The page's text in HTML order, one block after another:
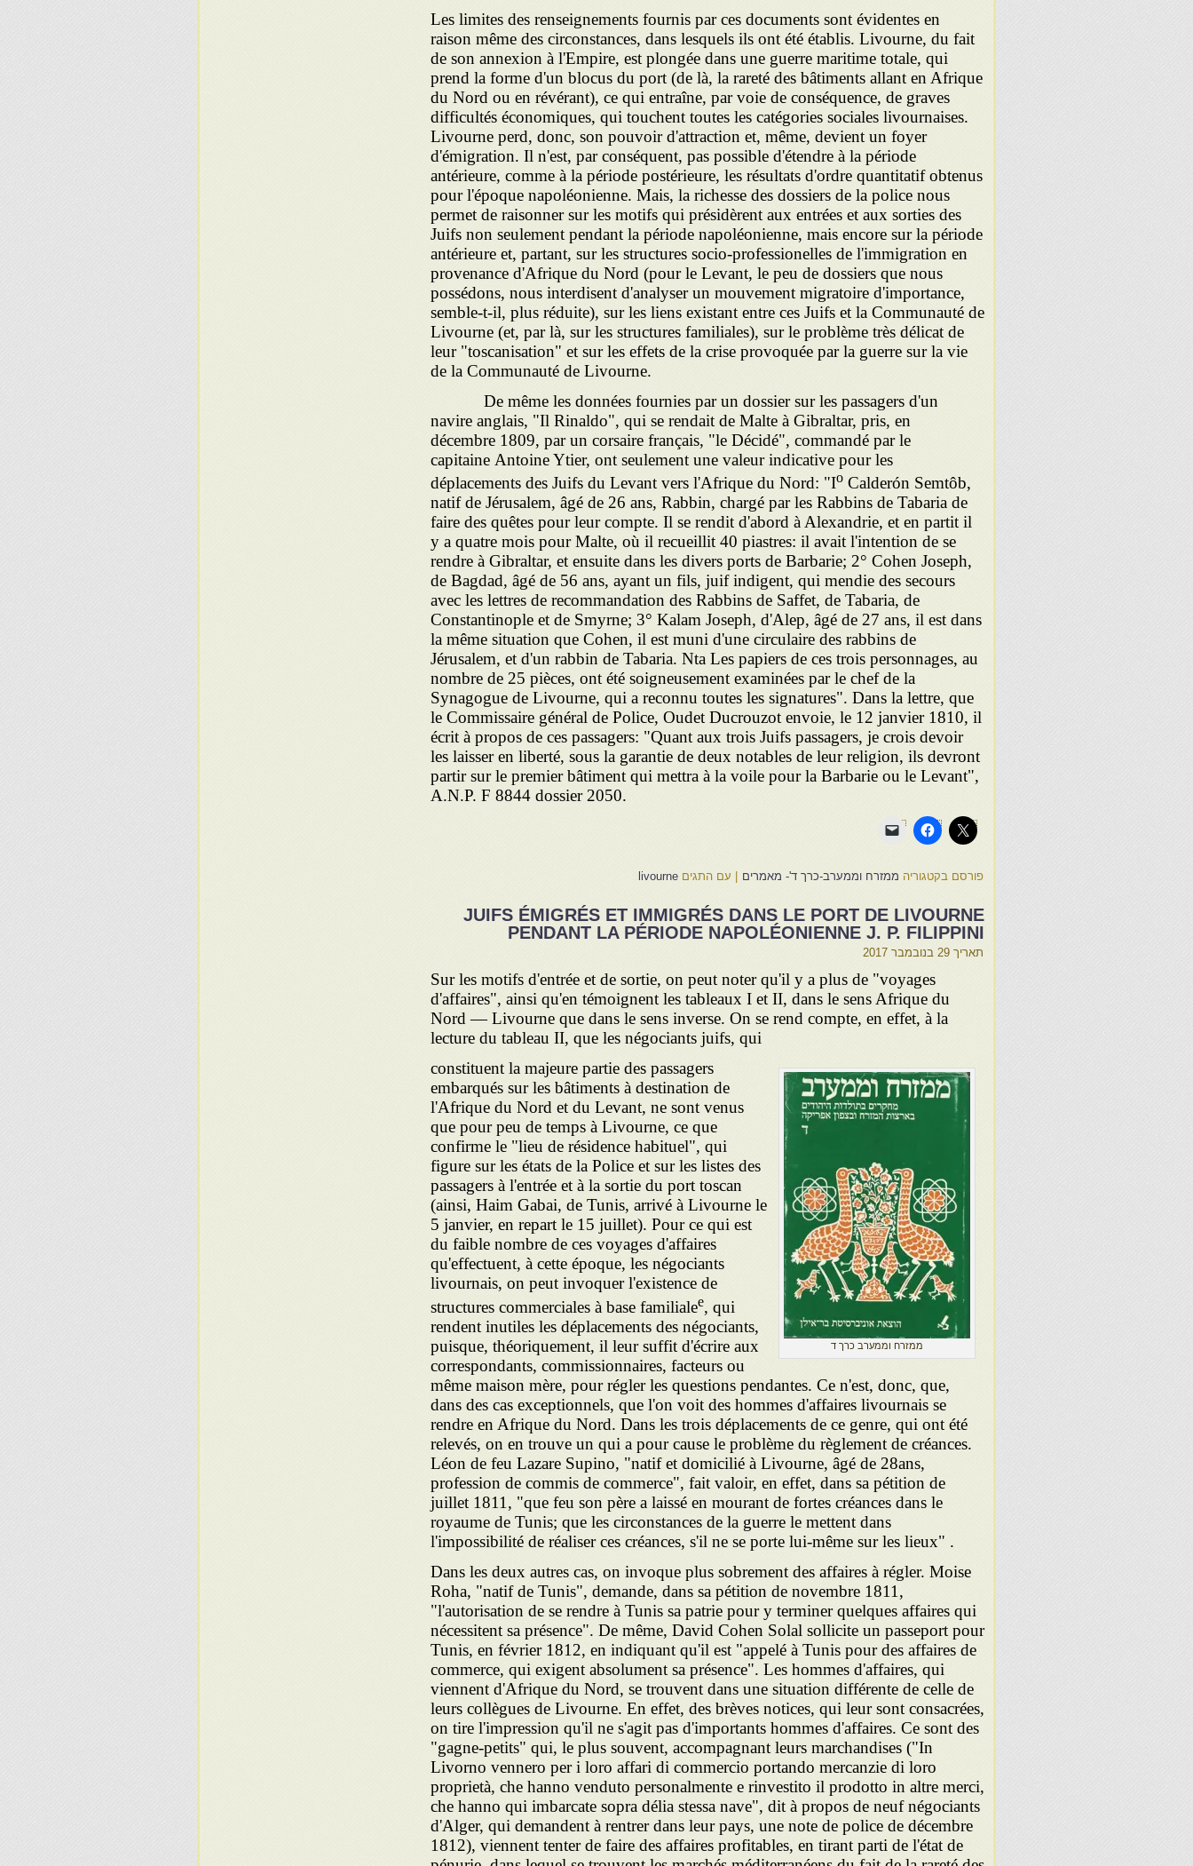
Les limites des renseignements fournis par ces documents sont évi­dentes en
raison même des circonstances, dans lesquels ils ont été établis. Livourne, du fait
de son annexion à l'Empire, est plongée dans une guerre maritime totale, qui
prend la forme d'un blocus du port (de là, la rareté des bâtiments allant en Afrique
du Nord ou en révé­rant), ce qui entraîne, par voie de conséquence, de graves
difficultés économiques, qui touchent toutes les catégories sociales livournaises.
Livourne perd, donc, son pouvoir d'attraction et, même, devient un foyer
d'émigration. Il n'est, par conséquent, pas possible d'étendre à la période
antérieure, comme à la période postérieure, les résultats d'ordre quantitatif obtenus
pour l'époque napoléonienne. Mais, la ri­chesse des dossiers de la police nous
permet de raisonner sur les motifs qui présidèrent aux entrées et aux sorties des
Juifs non seulement pen­dant la période napoléonienne, mais encore sur la période
antérieure et, partant, sur les structures socio-professionelles de l'immigration en
provenance d'Afrique du Nord (pour le Levant, le peu de dossiers que nous
possédons, nous interdisent d'analyser un mouvement migratoire d'importance,
semble-t-il, plus réduite), sur les liens existant entre ces Juifs et la Communauté de
Livourne (et, par là, sur les structures fami­liales), sur le problème très délicat de
leur "toscanisation" et sur les effets de la crise provoquée par la guerre sur la vie
de la Communauté de Livourne.
De même les données fournies par un dossier sur les passagers d'un
navire anglais, "Il Rinaldo", qui se rendait de Malte à Gibraltar, pris, en
décembre 1809, par un corsaire français, "le Décidé", commandé par le
capitaine Antoine Ytier, ont seulement une valeur indicative pour les
déplacements des Juifs du Levant vers l'Afrique du Nord: "Io Calderón Semtôb,
natif de Jérusalem, âgé de 26 ans, Rabbin, chargé par les Rabbins de Tabaria de
faire des quêtes pour leur compte. Il se rendit d'abord à Alexandrie, et en partitil
y a quatre mois pour Malte, où il recueillit 40 piastres: il avait l'intention de se
rendre à Gibraltar, et ensuite dans les divers ports de Barbarie; 2° Cohen Joseph,
de Bagdad, âgé de 56 ans, ayant un fils, juif indigent, qui mendie des secours
avec les lettres de recommandation des Rabbins de Saffet, de Tabaria, de
Constantinople et de Smyrne; 3° Kalam Joseph, d'Alep, âgé de 27 ans, il est dans
la même situation que Cohen, il est muni d'une circulaire des rabbins de
Jérusalem, et d'un rabbin de Tabaria. Nta Les papiers de ces trois personnages, au
nombre de 25 pièces, ont été soigneusement examinées par le chef de la
Synagogue de Livourne, qui a reconnu toutes les signatures". Dans la lettre, que
le Commissaire général de Police, Oudet Ducrouzot envoie, le 12 janvier 1810, il
écrit à propos de ces passagers: "Quant aux trois Juifs passagers, je crois devoir
les laisser en liberté, sous la garantie de deux notables de leur religion, ils devront
partir sur le premier bâtiment qui mettra à la voile pour la Barbarie ou le Levant",
A.N.P. F 8844 dossier 2050.
פורסם בקטגוריה ממזרח וממערב-כרך ד'- מאמרים עם התגים livourne
JUIFS ÉMIGRÉS ET IMMIGRÉS DANS LE PORT DE LIVOURNE
PENDANT LA PÉRIODE NAPOLÉONIENNE J. P. FILIPPINI
תאריך 29 בנובמבר 2017
Sur les motifs d'entrée et de sortie, on peut noter qu'il y a plus de "voyages
d'affaires", ainsi qu'en témoignent les tableaux I et II, dans le sens Afrique du
Nord — Livourne que dans le sens inverse. On se rend compte, en effet, à la
lecture du tableau II, que les négociants juifs, qui
ממזרח וממערב כרך ד
constituent la majeure partie des passagers
embarqués sur les bâti­ments à destination de
l'Afrique du Nord et du Levant, ne sont venus
que pour peu de temps à Livourne, ce que
confirme le "lieu de résidence habituel", qui
figure sur les états de la Police et sur les listes des
passa­gers à l'entrée et à la sortie du port toscan
(ainsi, Haim Gabai, de Tunis, arrivé à Livourne le
5 janvier, en repart le 15 juillet). Pour ce qui est
du faible nombre de ces voyages d'affaires
qu'effectuent, à cette époque, les négociants
livournais, on peut invoquer l'existence de
structures commerciales à base familialee, qui
rendent inutiles les déplacements des négociants,
puisque, théoriquement, il leur suffit d'écrire aux
correspon­dants, commissionnaires, facteurs ou
même maison mère, pour régler les questions pendantes. Ce n'est, donc, que,
dans des cas exceptionnels, que l'on voit des hommes d'affaires livournais se
rendre en Afrique du Nord. Dans les trois déplacements de ce genre, qui ont été
relevés, on en trouve un qui a pour cause le problème du règlement de créances.
Léon de feu Lazare Supino, "natif et domicilié à Livourne, âgé de 28ans,
profession de commis de commerce", fait valoir, en effet, dans sa pétition de
juillet 1811, "que feu son père a laissé en mourant de fortes créances dans le
royaume de Tunis; que les circonstances de la guerre le mettent dans
l'impossibilité de réaliser ces créances, s'il ne se porte lui-même sur les lieux" .
Dans les deux autres cas, on invoque plus sobrement des affaires à régler. Moise
Roha, "natif de Tunis", demande, dans sa pétition de novembre 1811,
"l'autorisation de se rendre à Tunis sa patrie pour y terminer quelques affaires qui
nécessitent sa pré­sence". De même, David Cohen Solal sollicite un passeport pour
Tunis, en février 1812, en indiquant qu'il est "appelé à Tunis pour des affaires de
commerce, qui exigent absolument sa présence". Les hommes d'affaires, qui
viennent d'Afrique du Nord, se trouvent dans une situa­tion différente de celle de
leurs collègues de Livourne. En effet, des brèves notices, qui leur sont consacrées,
on tire l'impression qu'il ne s'agit pas d'importants hommes d'affaires. Ce sont des
"gagne-petits" qui, le plus souvent, accompagnant leurs marchandises ("In
Livorno vennero per i loro affari di commercio portando mercanzie di loro
proprietà, che hanno venduto personalmente e rinvestito il prodotto in altre merci,
che hanno qui imbarcate sopra délia stessa nave", dit à propos de neuf négociants
d'Alger, qui demandent à rentrer dans leur pays, une note de police de décembre
1812), viennent tenter de faire des affaires profitables, en tirant parti de l'état de